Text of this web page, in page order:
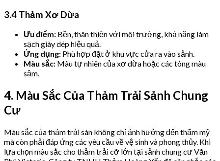
3.4 Thảm Xơ Dừa
Ưu điểm: Bền, thân thiện với môi trường, khả năng làm
sạch giày dép hiệu quả.
Ứng dụng: Phù hợp đặt ở khu vực cửa ra vào sảnh.
Màu sắc: Màu tự nhiên của xơ dừa hoặc các tông màu
sậm.
4. Màu Sắc Của Thảm Trải Sảnh Chung
Cư
Màu sắc của thảm trải sàn không chỉ ảnh hưởng đến thẩm mỹ
mà còn phải đáp ứng các yêu cầu về vệ sinh và phong thủy. Khi
lựa chọn màu sắc cho thảm trải cỡ lớn tại sảnh chung cư Văn